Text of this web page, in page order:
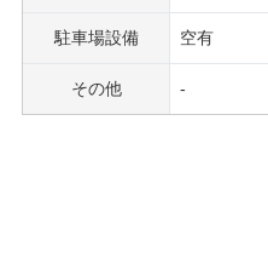
駐車場設備 空有
その他 -